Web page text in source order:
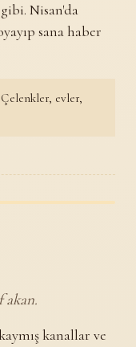
Nisan'da
sana haber
Çelenkler, evler,
akan.
kanallar ve